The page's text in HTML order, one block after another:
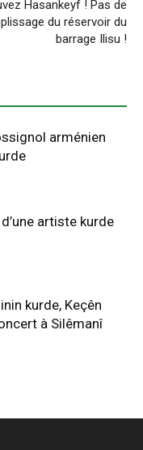
Hasankeyf ! Pas de
du réservoir du
barrage Ilisu !
arménien
artiste kurde
kurde, Keçên
à Silêmanî